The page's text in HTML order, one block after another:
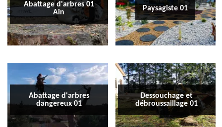
Abattage d'arbres 01
Ain
Paysagiste 01
Abattage d'arbres
dangereux 01
Dessouchage et
débroussaillage 01